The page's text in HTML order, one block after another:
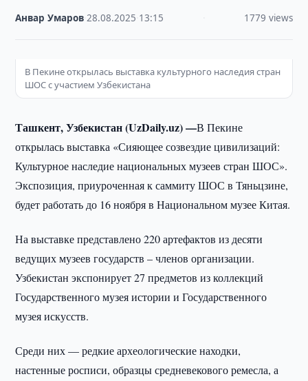
Анвар Умаров ·28.08.2025 13:15 1779 views
В Пекине открылась выставка культурного наследия стран
ШОС с участием Узбекистана
Ташкент, Узбекистан (UzDaily.uz) —В Пекине
открылась выставка «Сияющее созвездие цивилизаций:
Культурное наследие национальных музеев стран ШОС».
Экспозиция, приуроченная к саммиту ШОС в Тяньцзине,
будет работать до 16 ноября в Национальном музее Китая.
На выставке представлено 220 артефактов из десяти
ведущих музеев государств – членов организации.
Узбекистан экспонирует 27 предметов из коллекций
Государственного музея истории и Государственного
музея искусств.
Среди них — редкие археологические находки,
настенные росписи, образцы средневекового ремесла, а